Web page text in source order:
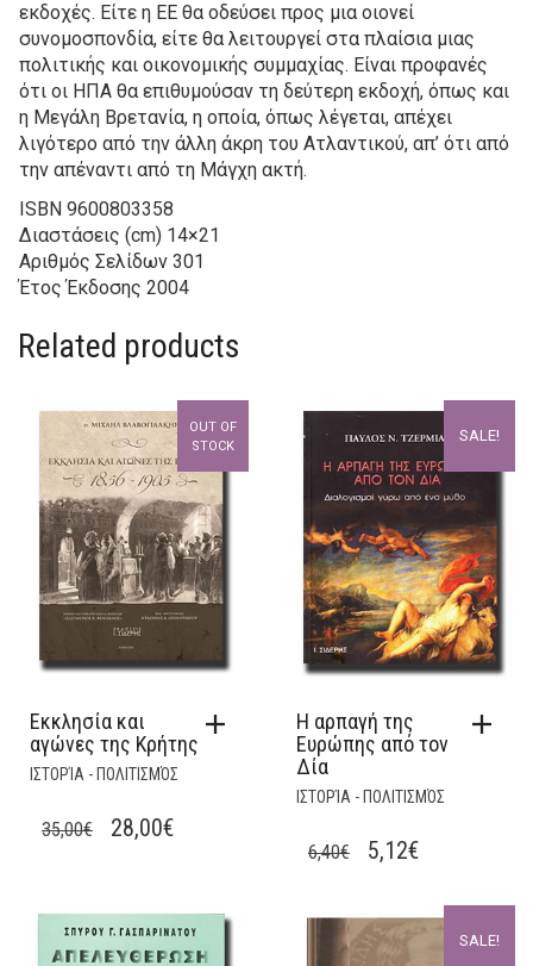
εκδοχές. Είτε η ΕΕ θα οδεύσει προς μια οιονεί
συνομοσπονδία, είτε θα λειτουργεί στα πλαίσια μιας
πολιτικής και οικονομικής συμμαχίας. Είναι προφανές
ότι οι ΗΠΑ θα επιθυμούσαν τη δεύτερη εκδοχή, όπως και
η Μεγάλη Βρετανία, η οποία, όπως λέγεται, απέχει
λιγότερο από την άλλη άκρη του Ατλαντικού, απ’ ότι από
την απέναντι από τη Μάγχη ακτή.
ISBN 9600803358
Διαστάσεις (cm) 14×21
Αριθμός Σελίδων 301
Έτος Έκδοσης 2004
Related products
OUT OF
STOCK
Εκκλησία και
αγώνες της Κρήτης
ΙΣΤΟΡΊΑ - ΠΟΛΙΤΙΣΜΌΣ
35,00€
ORIGINAL
35,00€.
28,00€CURRENT
28,00€.
SALE!
Η αρπαγή της
Ευρώπης από τον
Δία
ΙΣΤΟΡΊΑ - ΠΟΛΙΤΙΣΜΌΣ
6,40€
ORIGINAL
WAS:
6,40€.
5,12€CURRENT
IS:
5,12€.SALE!